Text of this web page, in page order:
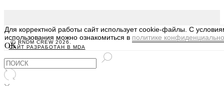
Ⓒ RNDM CREW 2026.
САЙТ РАЗРАБОТАН В MDA
Для корректной работы сайт использует cookie-файлы. С
использования можно ознакомиться в политике
OK